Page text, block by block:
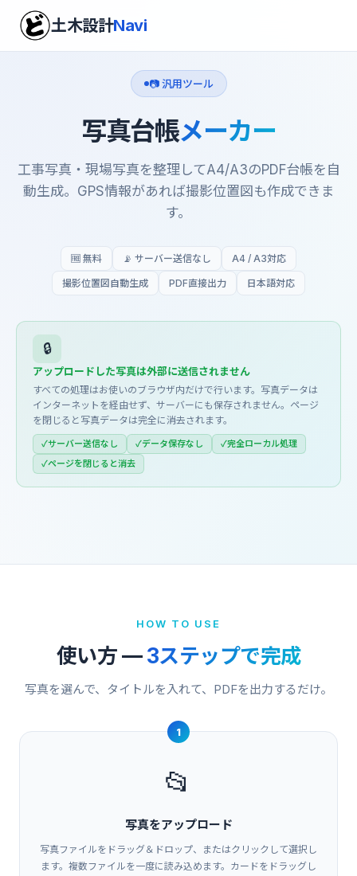
土木設計Navi
📷 汎用ツール
写真台帳メーカー
工事写真・現場写真を整理してA4/A3のPDF台帳を自
動生成。GPS情報があれば撮影位置図も作成できま
す。
🆓 無料 📡 サーバー送信なし A4 / A3対応
撮影位置図自動生成 PDF直接出力 日本語対応
🔒
アップロードした写真は外部に送信されません
すべての処理はお使いのブラウザ内だけで行います。写真データは
インターネットを経由せず、サーバーにも保存されません。ページ
を閉じると写真データは完全に消去されます。
サーバー送信なし データ保存なし
完全ローカル処理
ページを閉じると消去
HOW TO USE
使い方 —3ステップで完成
写真を選んで、タイトルを入れて、PDFを出力するだけ。
1
📂
写真をアップロード
写真ファイルをドラッグ＆ドロップ、またはクリックして選択し
ます。複数ファイルを一度に読み込めます。カードをドラッグし